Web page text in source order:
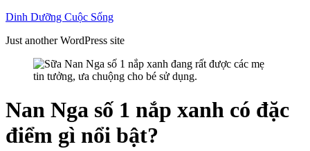
Skip
content
Dinh Dưỡng Cuộc Sống
Just another WordPress site
Nan Nga số 1 nắp xanh có đặc
điểm gì nổi bật?